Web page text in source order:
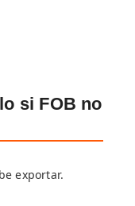
si FOB no
exportar.